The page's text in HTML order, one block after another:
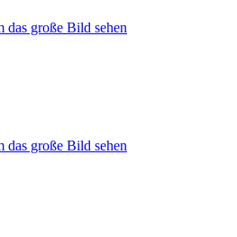
große Bild sehen
große Bild sehen